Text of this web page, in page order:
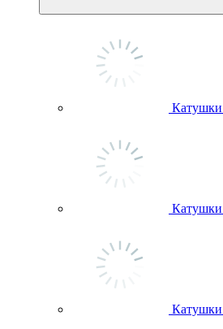
Катушки
Катушки
Катушки